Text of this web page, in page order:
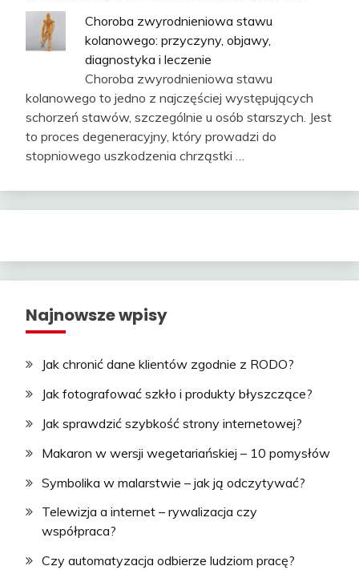
Choroba zwyrodnieniowa stawu
kolanowego: przyczyny, objawy,
diagnostyka i leczenie
Choroba zwyrodnieniowa stawu
kolanowego to jedno z najczęściej występujących
schorzeń stawów, szczególnie u osób starszych. Jest
to proces degeneracyjny, który prowadzi do
stopniowego uszkodzenia chrząstki …
Najnowsze wpisy
Jak chronić dane klientów zgodnie z RODO?
Jak fotografować szkło i produkty błyszczące?
Jak sprawdzić szybkość strony internetowej?
Makaron w wersji wegetariańskiej – 10 pomysłów
Symbolika w malarstwie – jak ją odczytywać?
Telewizja a internet – rywalizacja czy
współpraca?
Czy automatyzacja odbierze ludziom pracę?